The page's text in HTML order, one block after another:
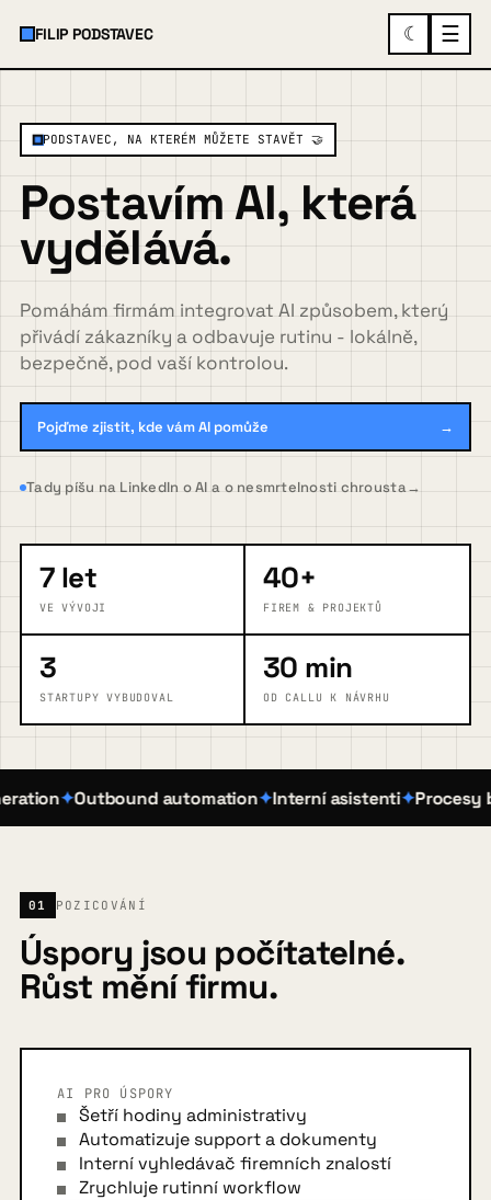
FILIP PODSTAVEC ☾ ☰
O mně
Služby a ukázky
Spolupráce
Případovky
FAQ
Blog
Kontakt
PODSTAVEC, NA KTERÉM MŮŽETE STAVĚT 🤝
Postavím AI, která
vydělává.
Pomáhám firmám integrovat AI způsobem, který
přivádí zákazníky a odbavuje rutinu - lokálně,
bezpečně, pod vaší kontrolou.
Pojďme zjistit, kde vám AI pomůže →
Tady píšu na LinkedIn o AI a o nesmrtelnosti chrousta→
7 let
VE VÝVOJI
40+
FIREM & PROJEKTŮ
3
STARTUPY VYBUDOVAL
30 min
OD CALLU K NÁVRHU
Outbound automation Interní asistenti Procesy
01 POZICOVÁNÍ
Úspory jsou počítatelné.
Růst mění firmu.
AI PRO ÚSPORY
Šetří hodiny administrativy
Automatizuje support a dokumenty
Interní vyhledávač firemních znalostí
Zrychluje rutinní workflow